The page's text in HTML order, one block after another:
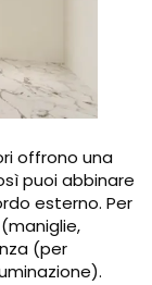
offrono una
puoi abbinare
esterno. Per
(per